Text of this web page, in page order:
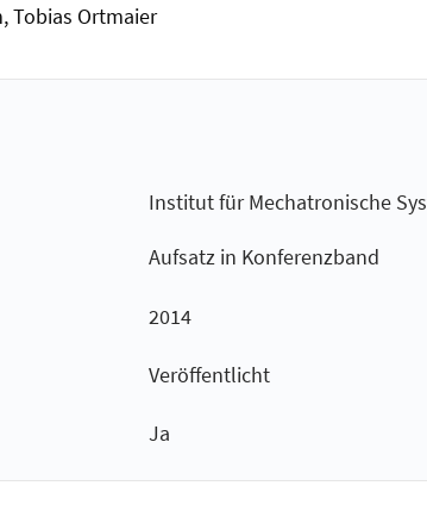
Tobias Ortmaier
Institut für Mechatronische
Aufsatz in Konferenzband
2014
Veröffentlicht
Ja